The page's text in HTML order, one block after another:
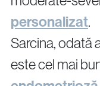
Call Center:+40
Luni – Vineri: 09:00
personalizat.
Sarcina, odată
este cel mai